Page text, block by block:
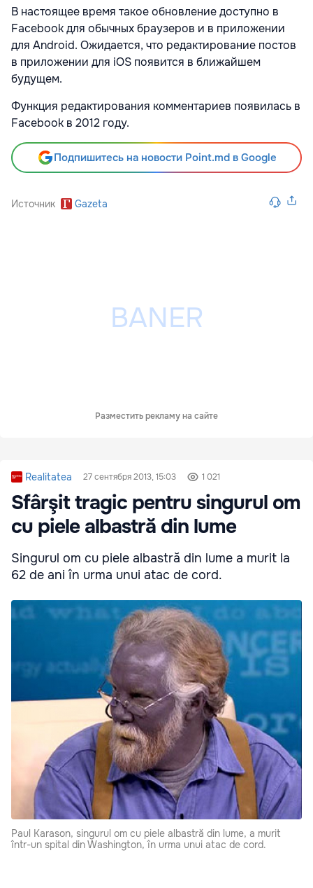
В настоящее время такое обновление доступно в
Facebook для обычных браузеров и в приложении
для Android. Ожидается, что редактирование постов
в приложении для iOS появится в ближайшем
будущем.
Функция редактирования комментариев появилась в
Facebook в 2012 году.
Подпишитесь на новости Point.md в Google
Источник Gazeta
Разместить рекламу на сайте
Realitatea 27 сентября 2013, 15:03 1 021
Sfârşit tragic pentru singurul om
cu piele albastră din lume
Singurul om cu piele albastră din lume a murit la
62 de ani în urma unui atac de cord.
Paul Karason, singurul om cu piele albastră din lume, a murit
într-un spital din Washington, în urma unui atac de cord.